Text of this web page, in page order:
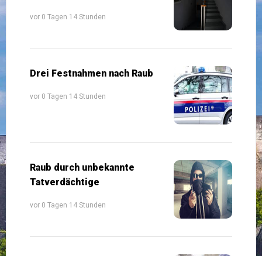
vor 0 Tagen 14 Stunden
Drei Festnahmen nach Raub
vor 0 Tagen 14 Stunden
Raub durch unbekannte
Tatverdächtige
vor 0 Tagen 14 Stunden